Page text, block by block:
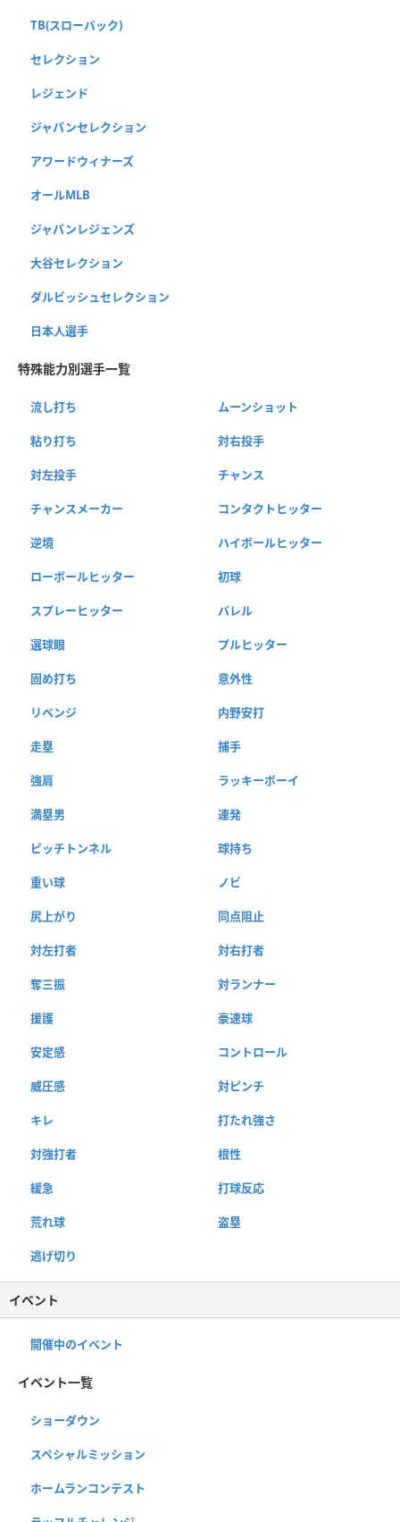
TB(スローバック)
セレクション
レジェンド
ジャパンセレクション
アワードウィナーズ
オールMLB
ジャパンレジェンズ
大谷セレクション
ダルビッシュセレクション
日本人選手
特殊能力別選手一覧
流し打ち ムーンショット
粘り打ち 対右投手
対左投手 チャンス
チャンスメーカー コンタクトヒッター
逆境 ハイボールヒッター
ローボールヒッター 初球
スプレーヒッター バレル
選球眼 プルヒッター
固め打ち 意外性
リベンジ 内野安打
走塁 捕手
強肩 ラッキーボーイ
満塁男 連発
ピッチトンネル 球持ち
重い球 ノビ
尻上がり 同点阻止
対左打者 対右打者
奪三振 対ランナー
援護 豪速球
安定感 コントロール
威圧感 対ピンチ
キレ 打たれ強さ
対強打者 根性
緩急 打球反応
荒れ球 盗塁
逃げ切り
イベント
開催中のイベント
イベント一覧
ショーダウン
スペシャルミッション
ホームランコンテスト